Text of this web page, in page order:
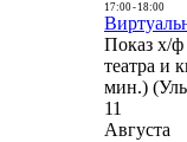
17:00- 18:00
Показ х/
театра и
мин.)
11
Августа